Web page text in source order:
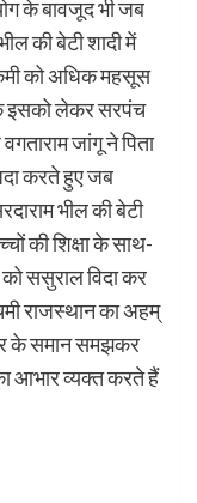
के बावजूद भी जब
की बेटी शादी में
को अधिक महसूस
लेकर सरपंच
जांगू ने पिता
करते हुए जब
भील की बेटी
की शिक्षा के साथ-
को ससुराल विदा कर
राजस्थान का अहम्
के समान समझकर
आभार व्यक्त करते हैं